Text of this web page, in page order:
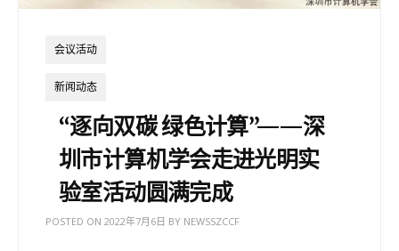
会议活动
新闻动态
“逐向双碳 绿色计算”——深
圳市计算机学会走进光明实
验室活动圆满完成
POSTED ON 2022年7月6日 BY NEWSSZCCF